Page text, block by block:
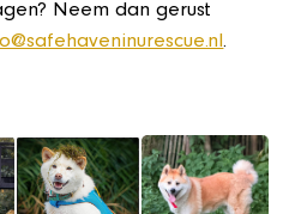
Neem dan gerust
.